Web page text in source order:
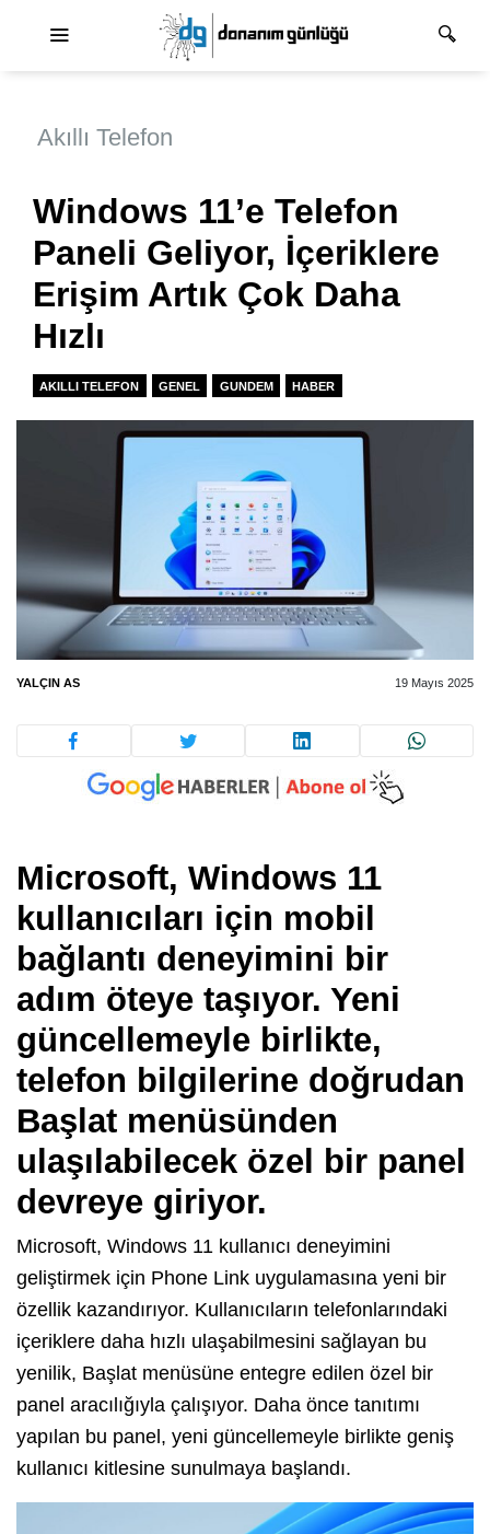
Akıllı Telefon
Windows 11’e Telefon
Paneli Geliyor, İçeriklere
Erişim Artık Çok Daha
Hızlı
AKILLI TELEFON GENEL GUNDEM HABER
YALÇIN AS 19 Mayıs 2025
Microsoft, Windows 11
kullanıcıları için mobil
bağlantı deneyimini bir
adım öteye taşıyor. Yeni
güncellemeyle birlikte,
telefon bilgilerine doğrudan
Başlat menüsünden
ulaşılabilecek özel bir panel
devreye giriyor.
Microsoft, Windows 11 kullanıcı deneyimini
geliştirmek için Phone Link uygulamasına yeni bir
özellik kazandırıyor. Kullanıcıların telefonlarındaki
içeriklere daha hızlı ulaşabilmesini sağlayan bu
yenilik, Başlat menüsüne entegre edilen özel bir
panel aracılığıyla çalışıyor. Daha önce tanıtımı
yapılan bu panel, yeni güncellemeyle birlikte geniş
kullanıcı kitlesine sunulmaya başlandı.